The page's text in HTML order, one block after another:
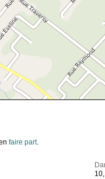
faire part.